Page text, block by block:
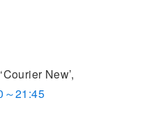
New’,
～21:45